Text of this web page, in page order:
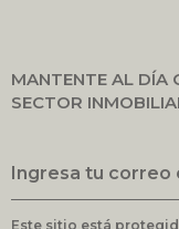
MANTENTE AL DÍA
SECTOR
Este sitio está